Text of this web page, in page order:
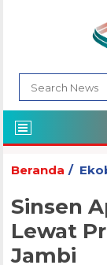
Beranda
Sinsen
Lewat
Jambi